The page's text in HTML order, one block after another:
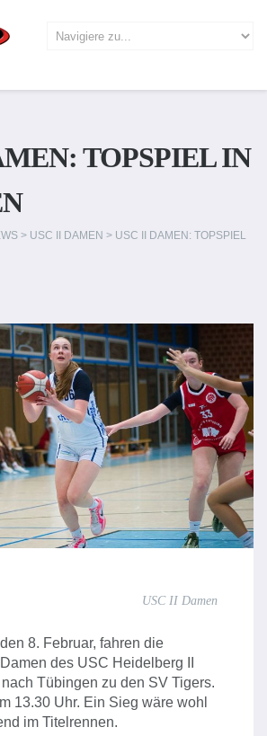
TOPSPIEL IN
> USC II DAMEN > USC II DAMEN: TOPSPIEL
USC II Damen
8. Februar, fahren die
des USC Heidelberg II
Tübingen zu den SV Tigers.
13.30 Uhr. Ein Sieg wäre wohl
im Titelrennen.